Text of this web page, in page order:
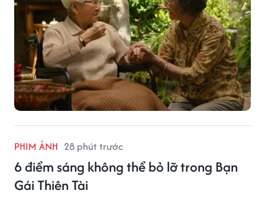
PHIM ẢNH 28 phút trước
6 điểm sáng không thể bỏ lỡ trong Bạn
Gái Thiên Tài